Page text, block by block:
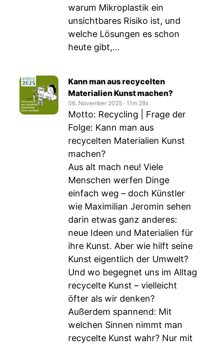
warum Mikroplastik ein
unsichtbares Risiko ist, und
welche Lösungen es schon
heute gibt,...
Kann man aus recycelten
Materialien Kunst machen?
06. November 2025 ‧ 11m 28s
Motto: Recycling | Frage der
Folge: Kann man aus
recycelten Materialien Kunst
machen?
Aus alt mach neu! Viele
Menschen werfen Dinge
einfach weg – doch Künstler
wie Maximilian Jeromin sehen
darin etwas ganz anderes:
neue Ideen und Materialien für
ihre Kunst. Aber wie hilft seine
Kunst eigentlich der Umwelt?
Und wo begegnet uns im Alltag
recycelte Kunst – vielleicht
öfter als wir denken?
Außerdem spannend: Mit
welchen Sinnen nimmt man
recycelte Kunst wahr? Nur mit